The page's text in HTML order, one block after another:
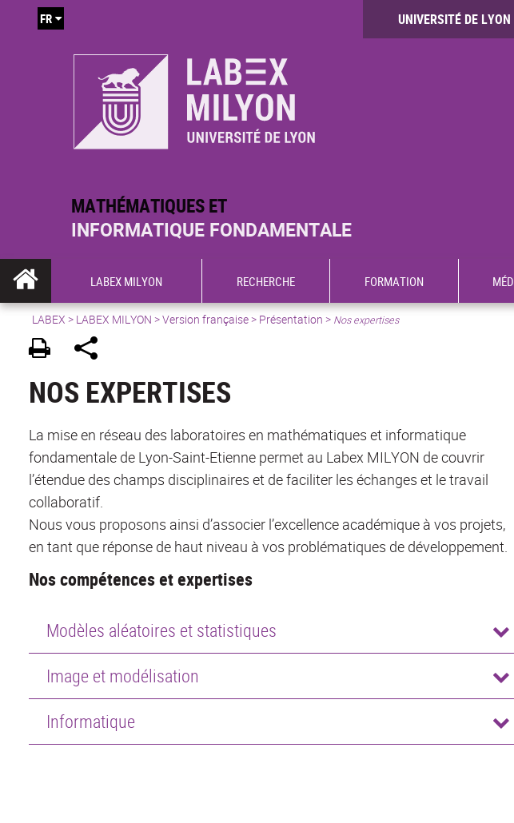
MATHÉMATIQUES ET
INFORMATIQUE FONDAMENTALE
UNIVERSITÉ DE LYON
FR
LABEX MILYON RECHERCHE FORMATION
LABEX > LABEX MILYON >Version française> Présentation > Nos expertises
NOS EXPERTISES
La mise en réseau des laboratoires en mathématiques et informatique
fondamentale de Lyon-Saint-Etienne permet au Labex MILYON de couvrir
l’étendue des champs disciplinaires et de faciliter les échanges et le travail
collaboratif.
Nous vous proposons ainsi d’associer l’excellence académique à vos projets,
en tant que réponse de haut niveau à vos problématiques de développement.
Nos compétences et expertises
Modèles aléatoires et statistiques
Image et modélisation
Informatique